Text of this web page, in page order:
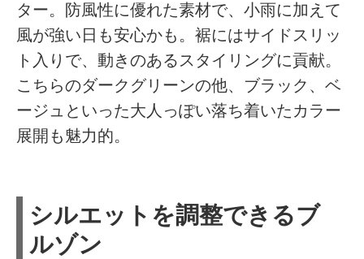
ター。防風性に優れた素材で、小雨に加えて
風が強い日も安心かも。裾にはサイドスリッ
ト入りで、動きのあるスタイリングに貢献。
こちらのダークグリーンの他、ブラック、ベ
ージュといった大人っぽい落ち着いたカラー
展開も魅力的。
シルエットを調整できるブ
ルゾン